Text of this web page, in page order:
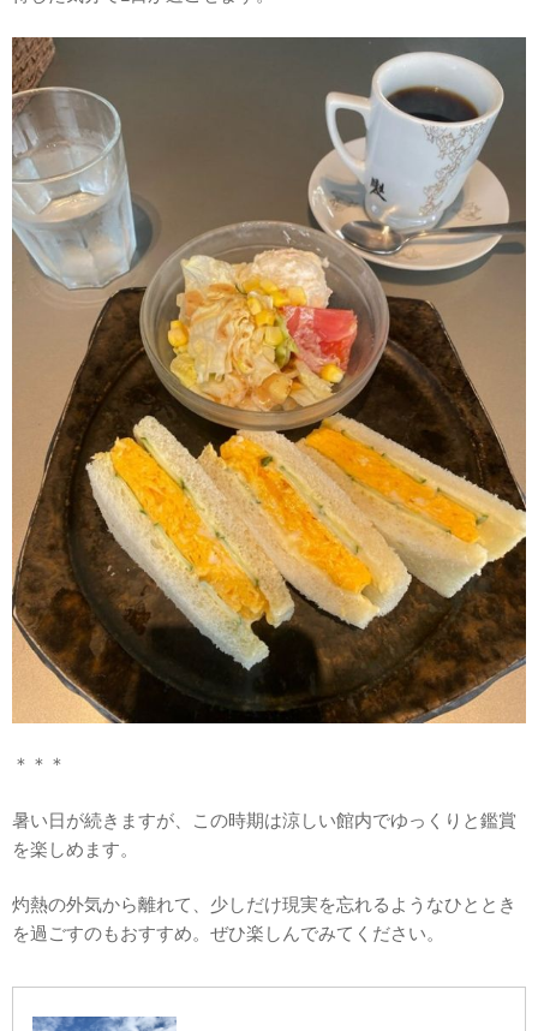
＊＊＊
暑い日が続きますが、この時期は涼しい館内でゆっくりと鑑賞
を楽しめます。
灼熱の外気から離れて、少しだけ現実を忘れるようなひととき
を過ごすのもおすすめ。ぜひ楽しんでみてください。